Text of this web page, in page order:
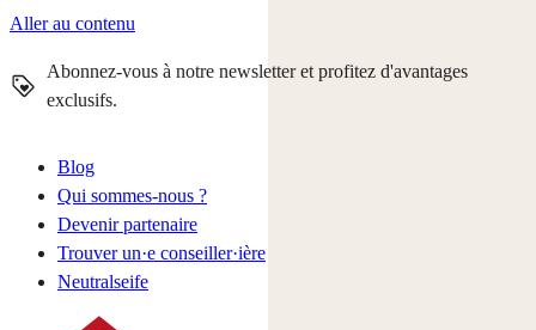
Aller au contenu
Abonnez-vous à notre newsletter et profitez d'avantages
exclusifs.
Blog
Qui sommes-nous ?
Devenir partenaire
Trouver un·e conseiller·ière
Neutralseife